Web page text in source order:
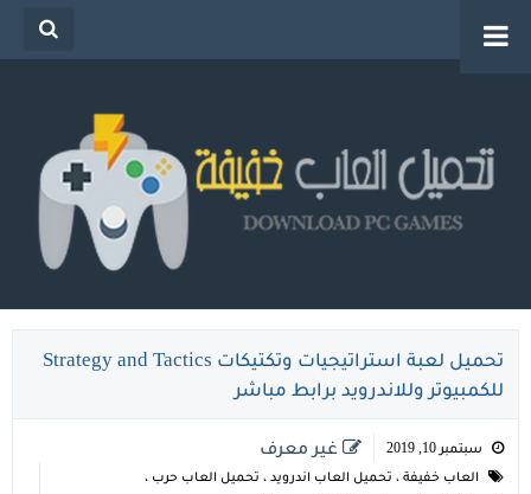
تحميل العاب خفيفة للكمبيوتر من ميديا فاير للاجهزة
الضعيفة
تحميل لعبة استراتيجيات وتكتيكات Strategy and Tactics
للكمبيوتر وللاندرويد برابط مباشر
سبتمبر 10, 2019
العاب خفيفة ، تحميل العاب اندرويد ، تحميل العاب حرب ،
غير معرف